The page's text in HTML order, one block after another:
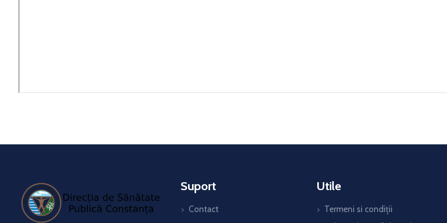
Suport
Contact
Utile
Termeni si condiții